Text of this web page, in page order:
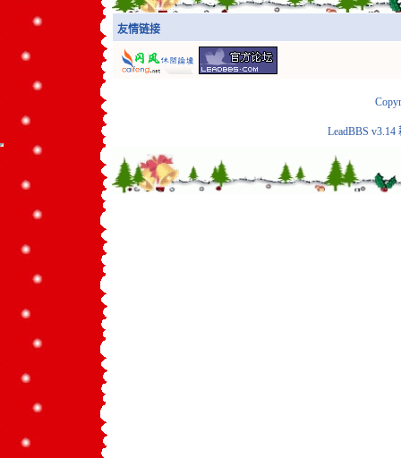
友情链接
LeadBBS v3.14